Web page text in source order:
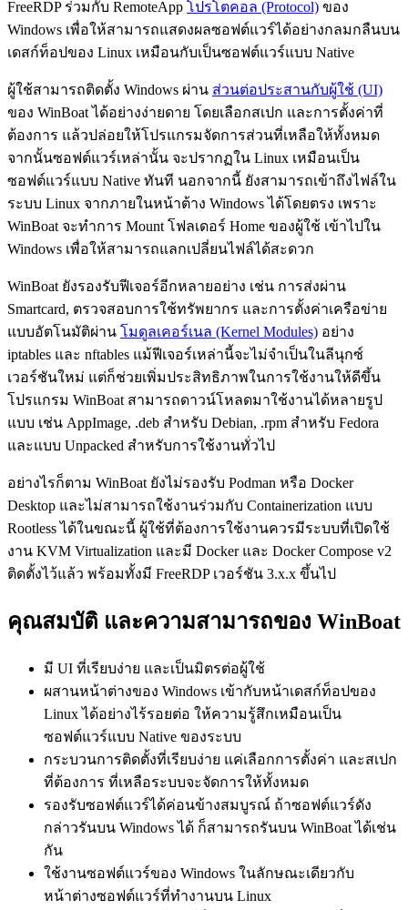
FreeRDP ร่วมกับ RemoteApp โปรโตคอล (Protocol) ของ
Windows เพื่อให้สามารถแสดงผลซอฟต์แวร์ได้อย่างกลมกลืนบน
เดสก์ท็อปของ Linux เหมือนกับเป็นซอฟต์แวร์แบบ Native
ผู้ใช้สามารถติดตั้ง Windows ผ่าน ส่วนต่อประสานกับผู้ใช้ (UI)
ของ WinBoat ได้อย่างง่ายดาย โดยเลือกสเปก และการตั้งค่าที่
ต้องการ แล้วปล่อยให้โปรแกรมจัดการส่วนที่เหลือให้ทั้งหมด
จากนั้นซอฟต์แวร์เหล่านั้น จะปรากฏใน Linux เหมือนเป็น
ซอฟต์แวร์แบบ Native ทันที นอกจากนี้ ยังสามารถเข้าถึงไฟล์ใน
ระบบ Linux จากภายในหน้าต้าง Windows ได้โดยตรง เพราะ
WinBoat จะทำการ Mount โฟลเดอร์ Home ของผู้ใช้ เข้าไปใน
Windows เพื่อให้สามารถแลกเปลี่ยนไฟล์ได้สะดวก
WinBoat ยังรองรับฟีเจอร์อีกหลายอย่าง เช่น การส่งผ่าน
Smartcard, ตรวจสอบการใช้ทรัพยากร และการตั้งค่าเครือข่าย
แบบอัตโนมัติผ่าน โมดูลเคอร์เนล (Kernel Modules) อย่าง
iptables และ nftables แม้ฟีเจอร์เหล่านี้จะไม่จำเป็นในลีนุกซ์
เวอร์ชันใหม่ แต่ก็ช่วยเพิ่มประสิทธิภาพในการใช้งานให้ดีขึ้น
โปรแกรม WinBoat สามารถดาวน์โหลดมาใช้งานได้หลายรูป
แบบ เช่น AppImage, .deb สำหรับ Debian, .rpm สำหรับ Fedora
และแบบ Unpacked สำหรับการใช้งานทั่วไป
อย่างไรก็ตาม WinBoat ยังไม่รองรับ Podman หรือ Docker
Desktop และไม่สามารถใช้งานร่วมกับ Containerization แบบ
Rootless ได้ในขณะนี้ ผู้ใช้ที่ต้องการใช้งานควรมีระบบที่เปิดใช้
งาน KVM Virtualization และมี Docker และ Docker Compose v2
ติดตั้งไว้แล้ว พร้อมทั้งมี FreeRDP เวอร์ชัน 3.x.x ขึ้นไป
คุณสมบัติ และความสามารถของ WinBoat
มี UI ที่เรียบง่าย และเป็นมิตรต่อผู้ใช้
ผสานหน้าต่างของ Windows เข้ากับหน้าเดสก์ท็อปของ
Linux ได้อย่างไร้รอยต่อ ให้ความรู้สึกเหมือนเป็น
ซอฟต์แวร์แบบ Native ของระบบ
กระบวนการติดตั้งที่เรียบง่าย แค่เลือกการตั้งค่า และสเปก
ที่ต้องการ ที่เหลือระบบจะจัดการให้ทั้งหมด
รองรับซอฟต์แวร์ได้ค่อนข้างสมบูรณ์ ถ้าซอฟต์แวร์ดัง
กล่าวรันบน Windows ได้ ก็สามารถรันบน WinBoat ได้เช่น
กัน
ใช้งานซอฟต์แวร์ของ Windows ในลักษณะเดียวกับ
หน้าต่างซอฟต์แวร์ที่ทำงานบน Linux